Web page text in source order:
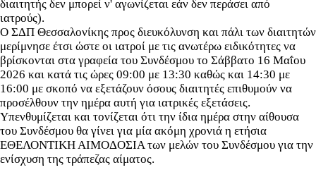
διαιτητής δεν μπορεί ν' αγωνίζεται εάν δεν περάσει από
ιατρούς).
Ο ΣΔΠ Θεσσαλονίκης προς διευκόλυνση και πάλι των διαιτητών
μερίμνησε έτσι ώστε οι ιατροί με τις ανωτέρω ειδικότητες να
βρίσκονται στα γραφεία του Συνδέσμου το Σάββατο 16 Μαΐου
2026 και κατά τις ώρες 09:00 με 13:30 καθώς και 14:30 με
16:00 με σκοπό να εξετάζουν όσους διαιτητές επιθυμούν να
προσέλθουν την ημέρα αυτή για ιατρικές εξετάσεις.
Υπενθυμίζεται και τονίζεται ότι την ίδια ημέρα στην αίθουσα
του Συνδέσμου θα γίνει για μία ακόμη χρονιά η ετήσια
ΕΘΕΛΟΝΤΙΚΗ ΑΙΜΟΔΟΣΙΑ των μελών του Συνδέσμου για την
ενίσχυση της τράπεζας αίματος.